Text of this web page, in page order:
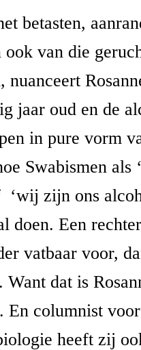
betasten,
ook van die
nuanceert
jaar oud en de
in pure vorm
Swabismen als
‘wij zijn ons
doen. Een
vatbaar voor,
dat is
En columnist
heeft zij